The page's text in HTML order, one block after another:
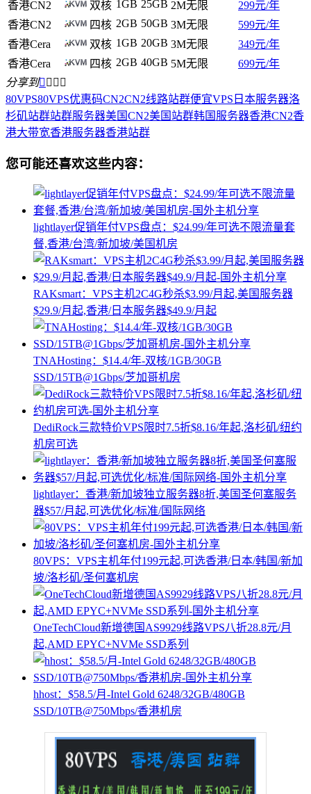
香港CN2 双核 1GB 25GB 2M无限
299元/年
香港CN2
四核 2GB 50GB 3M无限
599元/年
香港Cera
双核 1GB 20GB 3M无限
349元/年
香港Cera
四核 2GB 40GB 5M无限
699元/年
分享到   
80VPS80VPS优惠码CN2CN2线路站群便宜VPS 日本服务器洛
杉矶站群站群服务器美国CN2美国站群韩国服务器香港CN2香
港大带宽香港服务器香港站群
您可能还喜欢这些内容：
lightlayer促销年付VPS盘点：$24.99/年可选不限流量套
餐,香港/台湾/新加坡/美国机房
RAKsmart：VPS主机2C4G秒杀$3.99/月起,美国服务器
$29.9/月起,香港/日本服务器$49.9/月起
TNAHosting：$14.4/年-双核/1GB/30GB
SSD/15TB@1Gbps/芝加哥机房
DediRock三款特价VPS限时7.5折$8.16/年起,洛杉矶/纽约
机房可选
lightlayer：香港/新加坡独立服务器8折,美国圣何塞服务
器$57/月起,可选优化/标准/国际网络
80VPS：VPS主机年付199元起,可选香港/日本/韩国/新加
坡/洛杉矶/圣何塞机房
OneTechCloud新增德国AS9929线路VPS八折28.8元/月
起,AMD EPYC+NVMe SSD系列
hhost：$58.5/月-Intel Gold 6248/32GB/480GB
SSD/10TB@750Mbps/香港机房